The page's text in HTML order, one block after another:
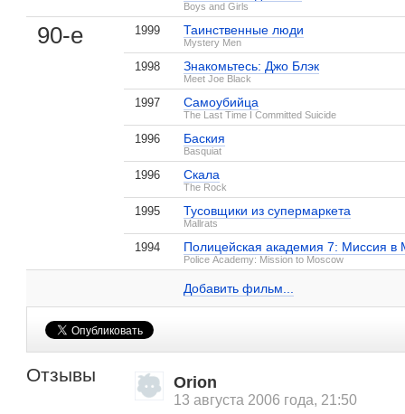
Boys and Girls
90-е 1999 Таинственные люди
Mystery Men
1998 Знакомьтесь: Джо Блэк
Meet Joe Black
1997 Самоубийца
The Last Time I Committed Suicide
1996 Баския
Basquiat
1996 Скала
The Rock
1995 Тусовщики из супермаркета
Mallrats
1994 Полицейская академия 7: Миссия в
Police Academy: Mission to Moscow
Добавить фильм...
1 кадр
Воспоминания
неудачника
1 кадр
Хэллем Фоу
2 кадра
Клэр Форлани на IMDB.com
Отзывы Orion
13 августа 2006 года, 21:50